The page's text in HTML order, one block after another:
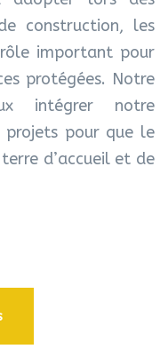
construction, les
important pour
protégées. Notre
intégrer notre
pour que le
d’accueil et de